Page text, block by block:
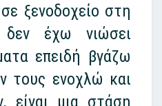
ξενοδοχείο στη
έχω νιώσει
επειδή βγάζω
τους ενοχλώ και
είναι μια στάση